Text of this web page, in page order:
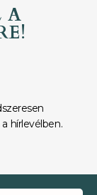
A
hírlevélben.